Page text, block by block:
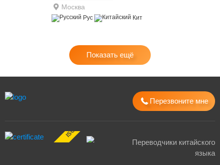
Москва
Рус Кит
Показать ещё
Перезвоните мне
Переводчики китайского
языка